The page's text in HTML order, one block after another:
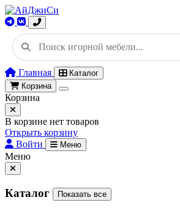
Главная
Каталог
Корзина
Корзина
В корзине нет товаров
Открыть корзину
Войти
Меню
Меню
Каталог Показать все